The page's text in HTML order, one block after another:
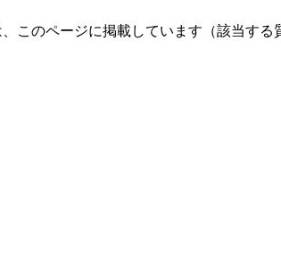
このページに掲載しています（該当する